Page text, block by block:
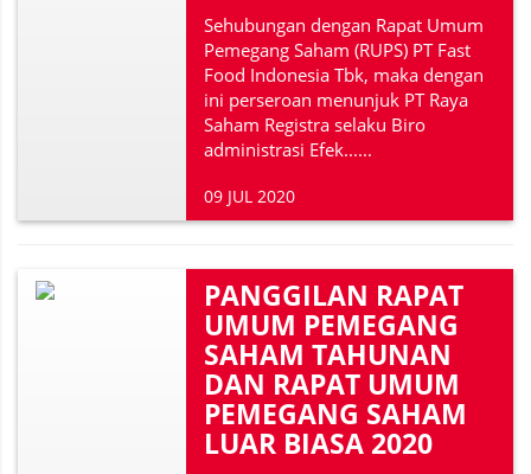
Sehubungan dengan Rapat Umum
Pemegang Saham (RUPS) PT Fast
Food Indonesia Tbk, maka dengan
ini perseroan menunjuk PT Raya
Saham Registra selaku Biro
administrasi Efek......
09 JUL 2020
PANGGILAN RAPAT
UMUM PEMEGANG
SAHAM TAHUNAN
DAN RAPAT UMUM
PEMEGANG SAHAM
LUAR BIASA 2020